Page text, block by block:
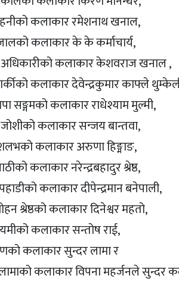
कलाकार रमेशनाथ खनाल,
कलाकार के के कर्माचार्य,
कलाकार केशवराज खनाल ,
कलाकार देवेन्द्रकुमार काफ्ले
सङ्गमको कलाकार राधेश्याम मुल्मी,
कलाकार सन्जय बान्तवा,
कलाकार अरुणा हिङ्माङ,
कलाकार नरेन्द्रबहादुर श्रेष्ठ,
कलाकार दीपेन्द्रमान बनेपाली,
श्रेष्ठको कलाकार दिनेश्वर महतो,
कलाकार सन्तोष राई,
कलाकार सुन्दर लामा र
कलाकार विपना महर्जनले सुन्दर